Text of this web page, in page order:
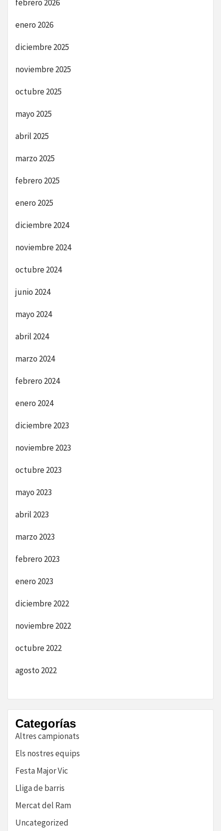
febrero 2026
enero 2026
diciembre 2025
noviembre 2025
octubre 2025
mayo 2025
abril 2025
marzo 2025
febrero 2025
enero 2025
diciembre 2024
noviembre 2024
octubre 2024
junio 2024
mayo 2024
abril 2024
marzo 2024
febrero 2024
enero 2024
diciembre 2023
noviembre 2023
octubre 2023
mayo 2023
abril 2023
marzo 2023
febrero 2023
enero 2023
diciembre 2022
noviembre 2022
octubre 2022
agosto 2022
Categorías
Altres campionats
Els nostres equips
Festa Major Vic
Lliga de barris
Mercat del Ram
Uncategorized